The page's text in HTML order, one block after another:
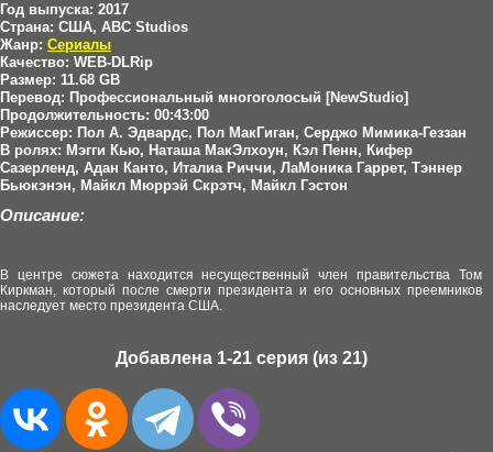
Год выпуска: 2017
Страна: США, ABC Studios
Жанр: Сериалы
Качество: WEB-DLRip
Размер: 11.68 GB
Перевод: Профессиональный многоголосый [NewStudio]
Продолжительность: 00:43:00
Режиссер: Пол А. Эдвардс, Пол МакГиган, Серджо Мимика-Геззан
В ролях: Мэгги Кью, Наташа МакЭлхоун, Кэл Пенн, Кифер
Сазерленд, Адан Канто, Италиа Риччи, ЛаМоника Гаррет, Тэннер
Бьюкэнэн, Майкл Мюррэй Скрэтч, Майкл Гэстон
Описание:
В центре сюжета находится несущественный член правительства Том
Киркман, который после смерти президента и его основных преемников
наследует место президента США.
Добавлена 1-21 серия (из 21)